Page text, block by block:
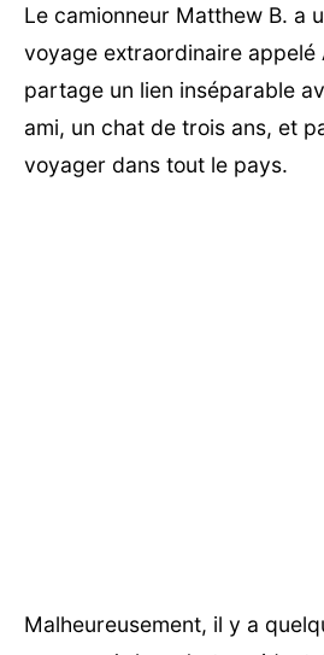
Le camionneur Matthew B. a
voyage extraordinaire appelé
partage un lien inséparable
ami, un chat de trois ans, et
voyager dans tout le pays.
Malheureusement, il y a